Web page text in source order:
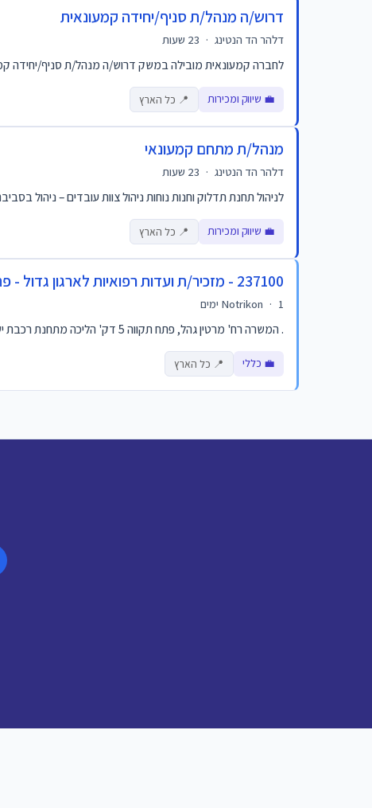
דרוש/ה מנהל/ת סניף/יחידה קמעונאית
דלהר הד הנטינג ·
לחברה קמעונאית מובילה במשק דרוש/ה מנהל/ת סניף/יחידה
💼 שיווק ומכירות 📍 כל הארץ
מנהל/ת מתחם קמעונאי
דלהר הד הנטינג ·
לניהול תחנת תדלוק וחנות נוחות ניהול צוות עובדים – ניהול
💼 שיווק ומכירות 📍 כל הארץ
237100 - מזכיר/ת ועדות רפואיות לארגון גדול - פתח תקווה
Notrikon · 1 ימים
. המשרה רח' מרטין גהל, פתח תקווה 5 דק' הליכה מתחנת רכבת ישראל והרכבת הקלה . קורס ותעודה הם מטעם הביטוח הלאומי – נכס מקצועי לכל החיים... דריסת רגל לעולם הר...
💼 כללי 📍 כל הארץ